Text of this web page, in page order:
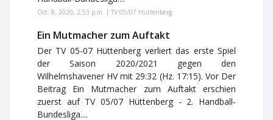
Oct. 8, 2020, 2:53 p.m. | TV 05/07 Hüttenberg
Ein Mutmacher zum Auftakt
Der TV 05-07 Hüttenberg verliert das erste Spiel
der Saison 2020/2021 gegen den
Wilhelmshavener HV mit 29:32 (Hz. 17:15). Vor Der
Beitrag Ein Mutmacher zum Auftakt erschien
zuerst auf TV 05/07 Hüttenberg - 2. Handball-
Bundesliga....